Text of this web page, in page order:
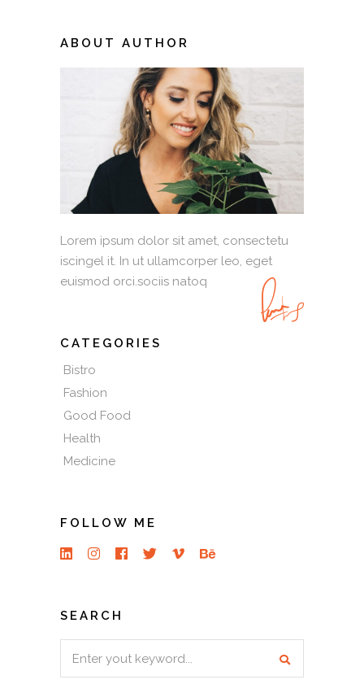
ABOUT AUTHOR
Lorem ipsum dolor sit amet, consectetu
iscingel it. In ut ullamcorper leo, eget
euismod orci.sociis natoq
CATEGORIES
Bistro
Fashion
Good Food
Health
Medicine
FOLLOW ME
SEARCH